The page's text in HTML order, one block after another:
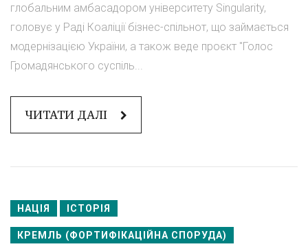
глобальним амбасадором університету Singularity,
головує у Раді Коаліції бізнес-спільнот, що займається
модернізацією України, а також веде проєкт "Голос
Громадянського суспіль...
ЧИТАТИ ДАЛІ
НАЦІЯ ІСТОРІЯ
КРЕМЛЬ (ФОРТИФІКАЦІЙНА СПОРУДА)